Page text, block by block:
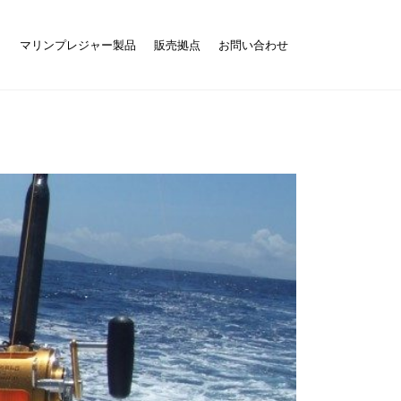
マリンプレジャー製品 販売拠点 お問い合わせ